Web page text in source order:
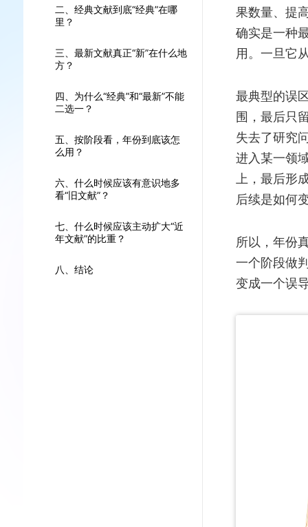
二、经典文献到底“经典”在哪
里？
三、最新文献真正“新”在什么地
方？
四、为什么“经典”和“最新”不能
二选一？
五、按阶段看，年份到底该怎
么用？
六、什么时候应该有意识地多
看“旧文献”？
七、什么时候应该主动扩大“近
年文献”的比重？
八、结论
果数量、提
确实是一种
用。一旦它
最典型的误
围，最后只
失去了研究
进入某一领
上，最后形
后续是如何
所以，年份
一个阶段做
变成一个误